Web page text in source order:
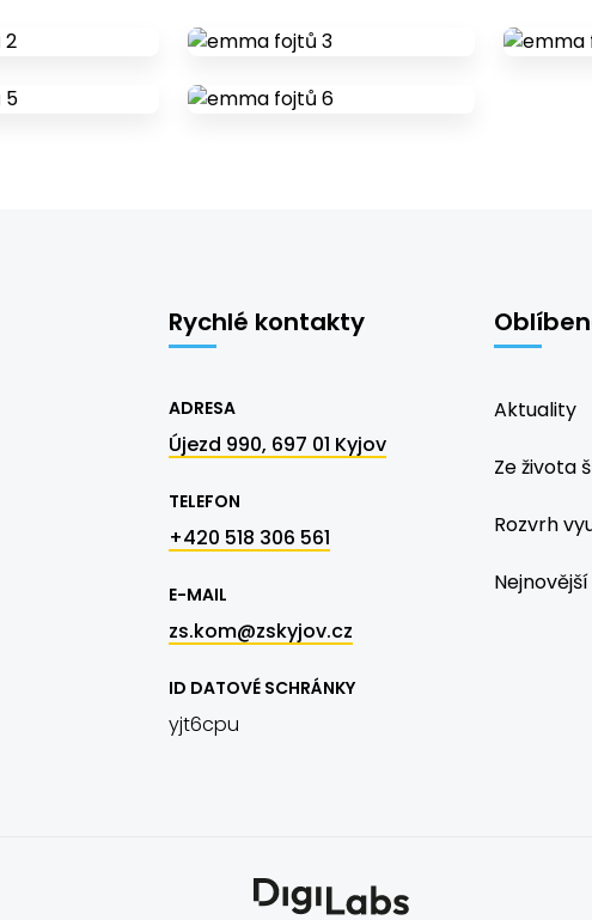
Rychlé kontakty
ADRESA
Újezd 990, 697 01 Kyjov
TELEFON
+420 518 306 561
E-MAIL
zs.kom@zskyjov.cz
ID DATOVÉ SCHRÁNKY
yjt6cpu
Aktuality
Ze života
Rozvrh